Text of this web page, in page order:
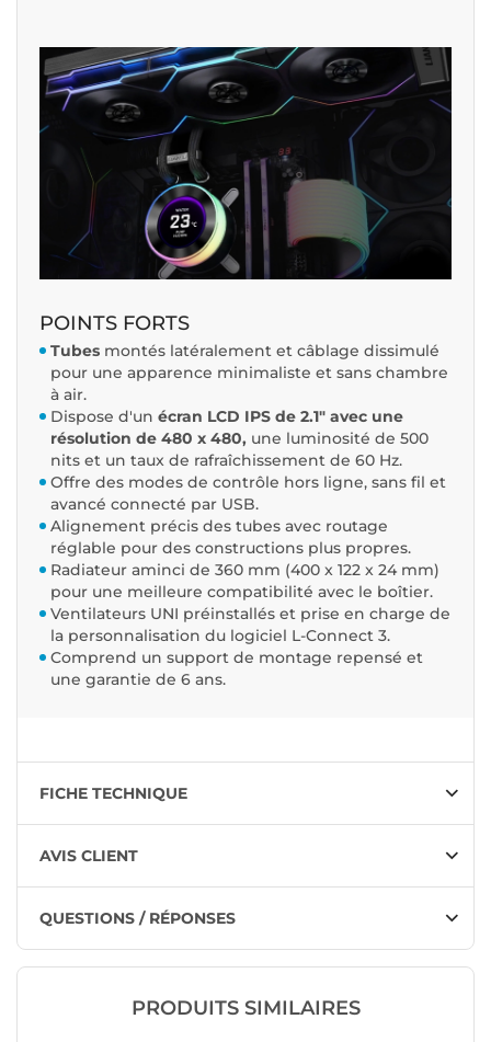
POINTS FORTS
Tubes montés latéralement et câblage dissimulé
pour une apparence minimaliste et sans chambre
à air.
Dispose d'un écran LCD IPS de 2.1" avec une
résolution de 480 x 480, une luminosité de 500
nits et un taux de rafraîchissement de 60 Hz.
Offre des modes de contrôle hors ligne, sans fil et
avancé connecté par USB.
Alignement précis des tubes avec routage
réglable pour des constructions plus propres.
Radiateur aminci de 360 ​​mm (400 x 122 x 24 mm)
pour une meilleure compatibilité avec le boîtier.
Ventilateurs UNI préinstallés et prise en charge de
la personnalisation du logiciel L-Connect 3.
Comprend un support de montage repensé et
une garantie de 6 ans.
FICHE TECHNIQUE
AVIS CLIENT
QUESTIONS / RÉPONSES
PRODUITS SIMILAIRES